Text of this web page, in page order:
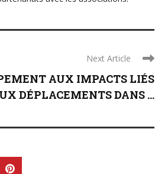
Next Article
AUX IMPACTS LIÉS
DÉPLACEMENTS DANS ...